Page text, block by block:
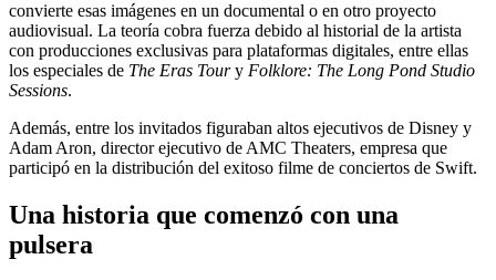
convierte esas imágenes en un documental o en otro proyecto
audiovisual. La teoría cobra fuerza debido al historial de la artista
con producciones exclusivas para plataformas digitales, entre ellas
los especiales de The Eras Toury Folklore: The Long Pond Studio
Sessions.
Además, entre los invitados figuraban altos ejecutivos de Disney y
Adam Aron, director ejecutivo de AMC Theaters, empresa que
participó en la distribución del exitoso filme de conciertos de Swift.
Una historia que comenzó con una
pulsera